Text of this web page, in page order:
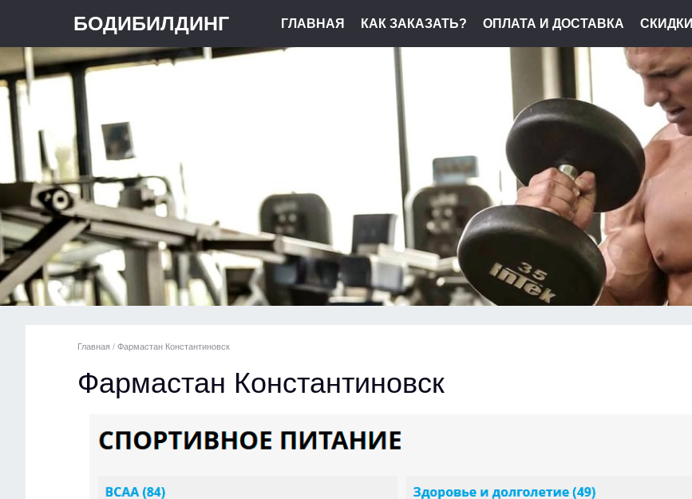
БОДИБИЛДИНГ ГЛАВНАЯ КАК ЗАКАЗАТЬ? ОПЛАТА И ДОСТАВКА СКИДКИ
Главная / Фармастан Константиновск
Фармастан Константиновск